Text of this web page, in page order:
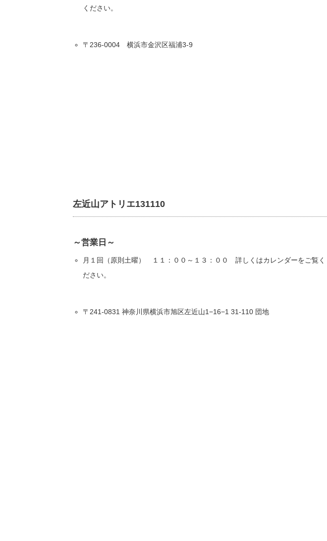
ください。
〒236-0004 横浜市金沢区福浦3-9
左近山アトリエ131110
～営業日～
月１回（原則土曜） １１：００～１３：００ 詳しくはカレンダーをご覧く
ださい。
〒241-0831 神奈川県横浜市旭区左近山1−16−1 31-110 団地